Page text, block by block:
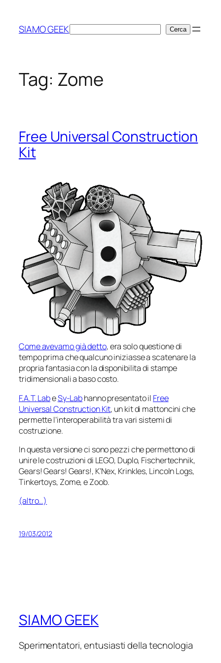
contenuto
SIAMO GEEKCerca Cerca
Tag: Zome
Free Universal Construction
Kit
Come avevamo già detto, era solo questione di
tempo prima che qualcuno iniziasse a scatenare la
propria fantasia con la disponibilita di stampe
tridimensionali a baso costo.
F.A.T. LabeSy-Labhanno presentato il Free
Universal Construction Kit, un kit di mattoncini che
permette l’interoperabilità tra vari sistemi di
costruzione.
In questa versione ci sono pezzi che permettono di
unire le costruzioni di LEGO, Duplo, Fischertechnik,
Gears! Gears! Gears!, K’Nex, Krinkles, Lincoln Logs,
Tinkertoys, Zome, e Zoob.
(altro…)
19/03/2012
SIAMO GEEK
Sperimentatori, entusiasti della tecnologia